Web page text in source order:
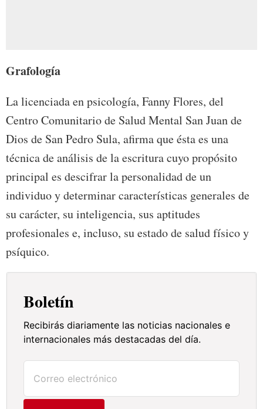
Grafología
La licenciada en psicología, Fanny Flores, del
Centro Comunitario de Salud Mental San Juan de
Dios de San Pedro Sula, afirma que ésta es una
técnica de análisis de la escritura cuyo propósito
principal es descifrar la personalidad de un
individuo y determinar características generales de
su carácter, su inteligencia, sus aptitudes
profesionales e, incluso, su estado de salud físico y
psíquico.
Boletín
Recibirás diariamente las noticias nacionales e
internacionales más destacadas del día.